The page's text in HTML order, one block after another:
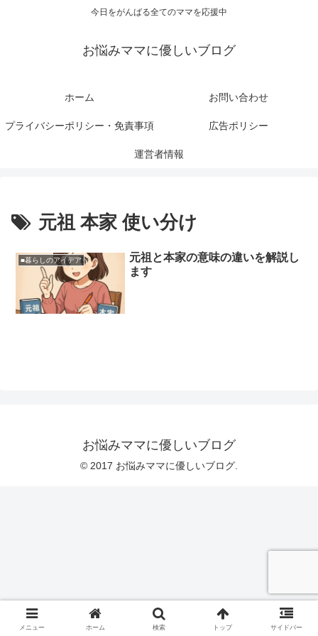
今日をがんばる全てのママを応援中
お悩みママに優しいブログ
ホーム お問い合わせ
プライバシーポリシー・免責事項 広告ポリシー
運営者情報
元祖 本家 使い分け
■暮らしのアイデア
元祖と本家の意味の違いを解説し
ます
お悩みママに優しいブログ
© 2017 お悩みママに優しいブログ.
メニュー ホーム 検索 トップ サイドバー